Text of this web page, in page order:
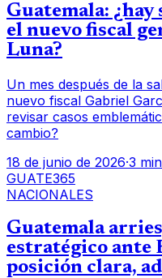
Guatemala: ¿hay
el nuevo fiscal
Luna?
Un mes después de la
nuevo fiscal Gabriel
revisar casos
cambio?
18 de junio de 2026·3
GUATE365
NACIONALES
Guatemala
estratégico ante
posición clara,